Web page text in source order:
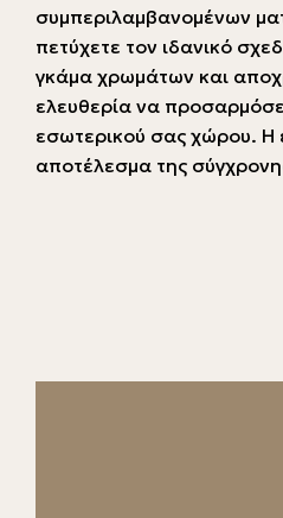
συμπεριλαμβανομένων
πετύχετε τον ιδανικό
γκάμα χρωμάτων και
ελευθερία να
εσωτερικού σας χώρου. Η
αποτέλεσμα της